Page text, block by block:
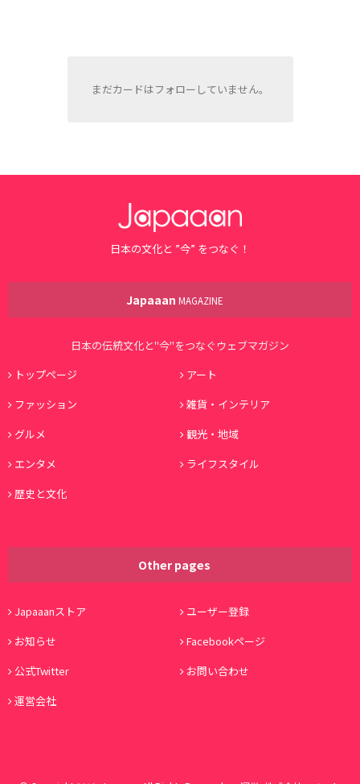
まだカードはフォローしていません。
日本の文化と ”今” をつなぐ！
Japaaan MAGAZINE
日本の伝統文化と"今"をつなぐウェブマガジン
トップページ
アート
ファッション
雑貨・インテリア
グルメ
観光・地域
エンタメ
ライフスタイル
歴史と文化
Other pages
Japaaanストア
ユーザー登録
お知らせ
Facebookページ
公式Twitter
お問い合わせ
運営会社